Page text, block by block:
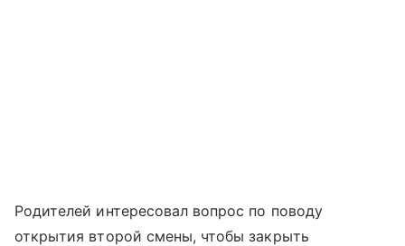
Родителей интересовал вопрос по поводу
открытия второй смены, чтобы закрыть